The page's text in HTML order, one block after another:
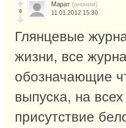
0
Марат (аноним)
11.01.2012 15:30
Глянцевые
жизни, все
обозначающие
выпуска, на
присутствие